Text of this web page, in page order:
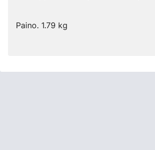
Paino. 1.79 kg